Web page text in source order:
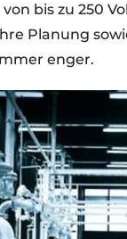
bis zu 250
Planung
enger.